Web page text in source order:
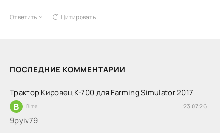
ПОСЛЕДНИЕ КОММЕНТАРИИ
Трактор Кировец К-700 для Farming Simulator 2017
В Вітя 23.07.26
9руіv79
Ответить Цитировать